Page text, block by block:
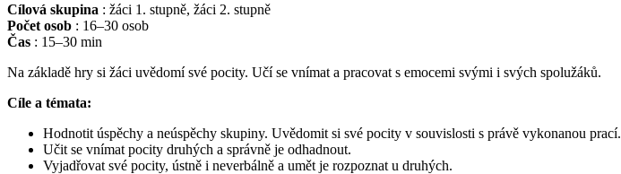
Cílová skupina : žáci 1. stupně, žáci 2. stupně
Počet osob : 16–30 osob
Čas : 15–30 min
Na základě hry si žáci uvědomí své pocity. Učí se vnímat a pracovat s emocemi svými i svých spolužáků.
Cíle a témata:
Hodnotit úspěchy a neúspěchy skupiny. Uvědomit si své pocity v souvislosti s právě vykonanou prací.
Učit se vnímat pocity druhých a správně je odhadnout.
Vyjadřovat své pocity, ústně i neverbálně a umět je rozpoznat u druhých.